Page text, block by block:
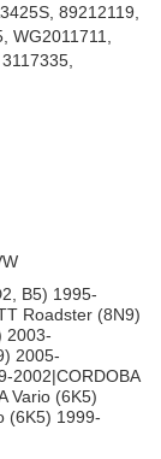
89212119,
WG2011711,
B5) 1995-
Roadster (8N9)
2003-
2005-
2002|CORDOBA
Vario (6K5)
(6K5) 1999-